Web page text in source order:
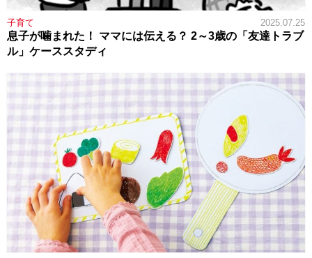
子育て 2025.07.25
息子が噛まれた！ ママには伝える？ 2～3歳の「友達トラブ
ル」ケーススタディ